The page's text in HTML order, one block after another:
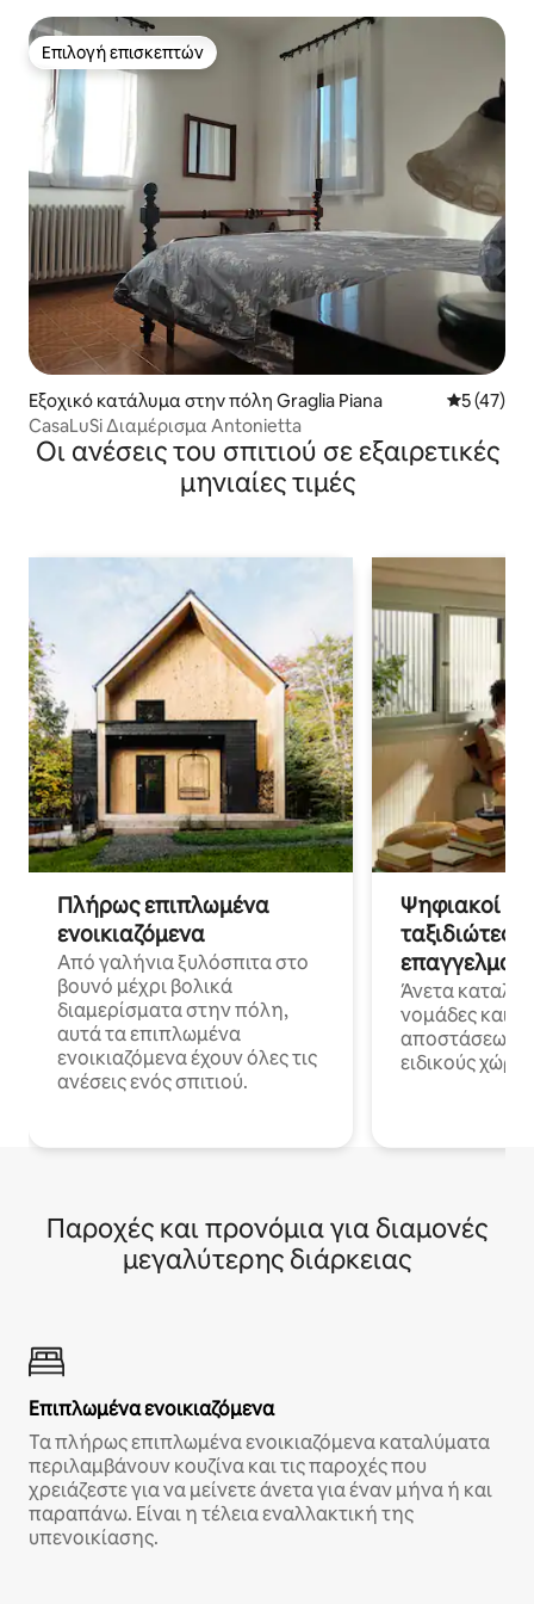
Επιλογή επισκεπτών
Επιλογή επισκεπτών
Εξοχικό κατάλυμα στην πόλη Graglia Piana Μέση
5 (47)
CasaLuSi Διαμέρισμα Antonietta
Οι ανέσεις του σπιτιού σε εξαιρετικές
μηνιαίες τιμές
Πλήρως επιπλωμένα
ενοικιαζόμενα
Από γαλήνια ξυλόσπιτα στο
βουνό μέχρι βολικά
διαμερίσματα στην πόλη,
αυτά τα επιπλωμένα
ενοικιαζόμενα έχουν όλες τις
ανέσεις ενός σπιτιού.
Ψηφιακοί
ταξιδιώτες
Άνετα
νομάδες και
αποστάσεως
ειδικούς
Παροχές και προνόμια για διαμονές
μεγαλύτερης διάρκειας
Επιπλωμένα ενοικιαζόμενα
Τα πλήρως επιπλωμένα ενοικιαζόμενα καταλύματα
περιλαμβάνουν κουζίνα και τις παροχές που
χρειάζεστε για να μείνετε άνετα για έναν μήνα ή και
παραπάνω. Είναι η τέλεια εναλλακτική της
υπενοικίασης.